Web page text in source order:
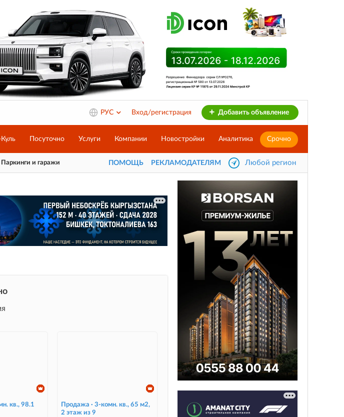
РУС Вход/регистрация Добавить объявление
Посуточно Услуги Компании Новостройки Аналитика Срочно
Паркинги и гаражи ПОМОЩЬ РЕКЛАМОДАТЕЛЯМ Любой регион
кв., 98.1
Продажа · 3-комн. кв., 65 м2,
2 этаж из 9